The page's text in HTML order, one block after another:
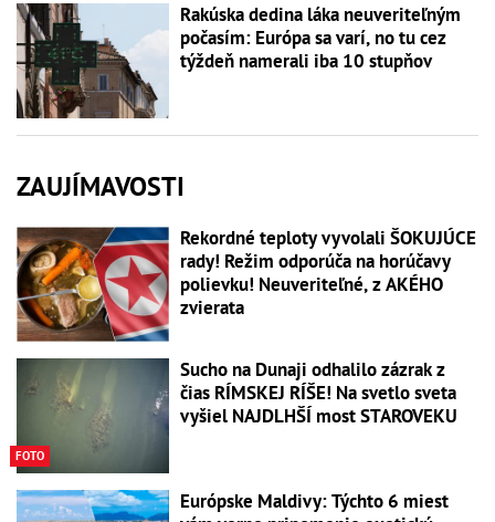
Rakúska dedina láka neuveriteľným
počasím: Európa sa varí, no tu cez
týždeň namerali iba 10 stupňov
ZAUJÍMAVOSTI
Rekordné teploty vyvolali ŠOKUJÚCE
rady! Režim odporúča na horúčavy
polievku! Neuveriteľné, z AKÉHO
zvierata
FOTO
Sucho na Dunaji odhalilo zázrak z
čias RÍMSKEJ RÍŠE! Na svetlo sveta
vyšiel NAJDLHŠÍ most STAROVEKU
Európske Maldivy: Týchto 6 miest